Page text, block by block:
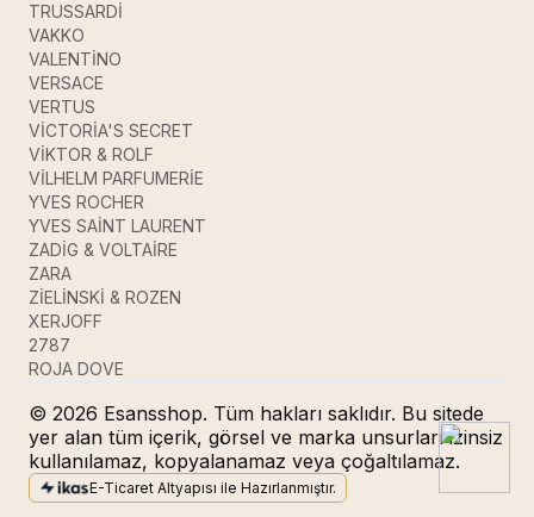
TRUSSARDİ
VAKKO
VALENTİNO
VERSACE
VERTUS
VİCTORİA'S SECRET
VİKTOR & ROLF
VİLHELM PARFUMERİE
YVES ROCHER
YVES SAİNT LAURENT
ZADİG & VOLTAİRE
ZARA
ZİELİNSKİ & ROZEN
XERJOFF
2787
ROJA DOVE
© 2026 Esansshop. Tüm hakları saklıdır. Bu sitede
yer alan tüm içerik, görsel ve marka unsurları izinsiz
kullanılamaz, kopyalanamaz veya çoğaltılamaz.
E-Ticaret Altyapısı ile Hazırlanmıştır.